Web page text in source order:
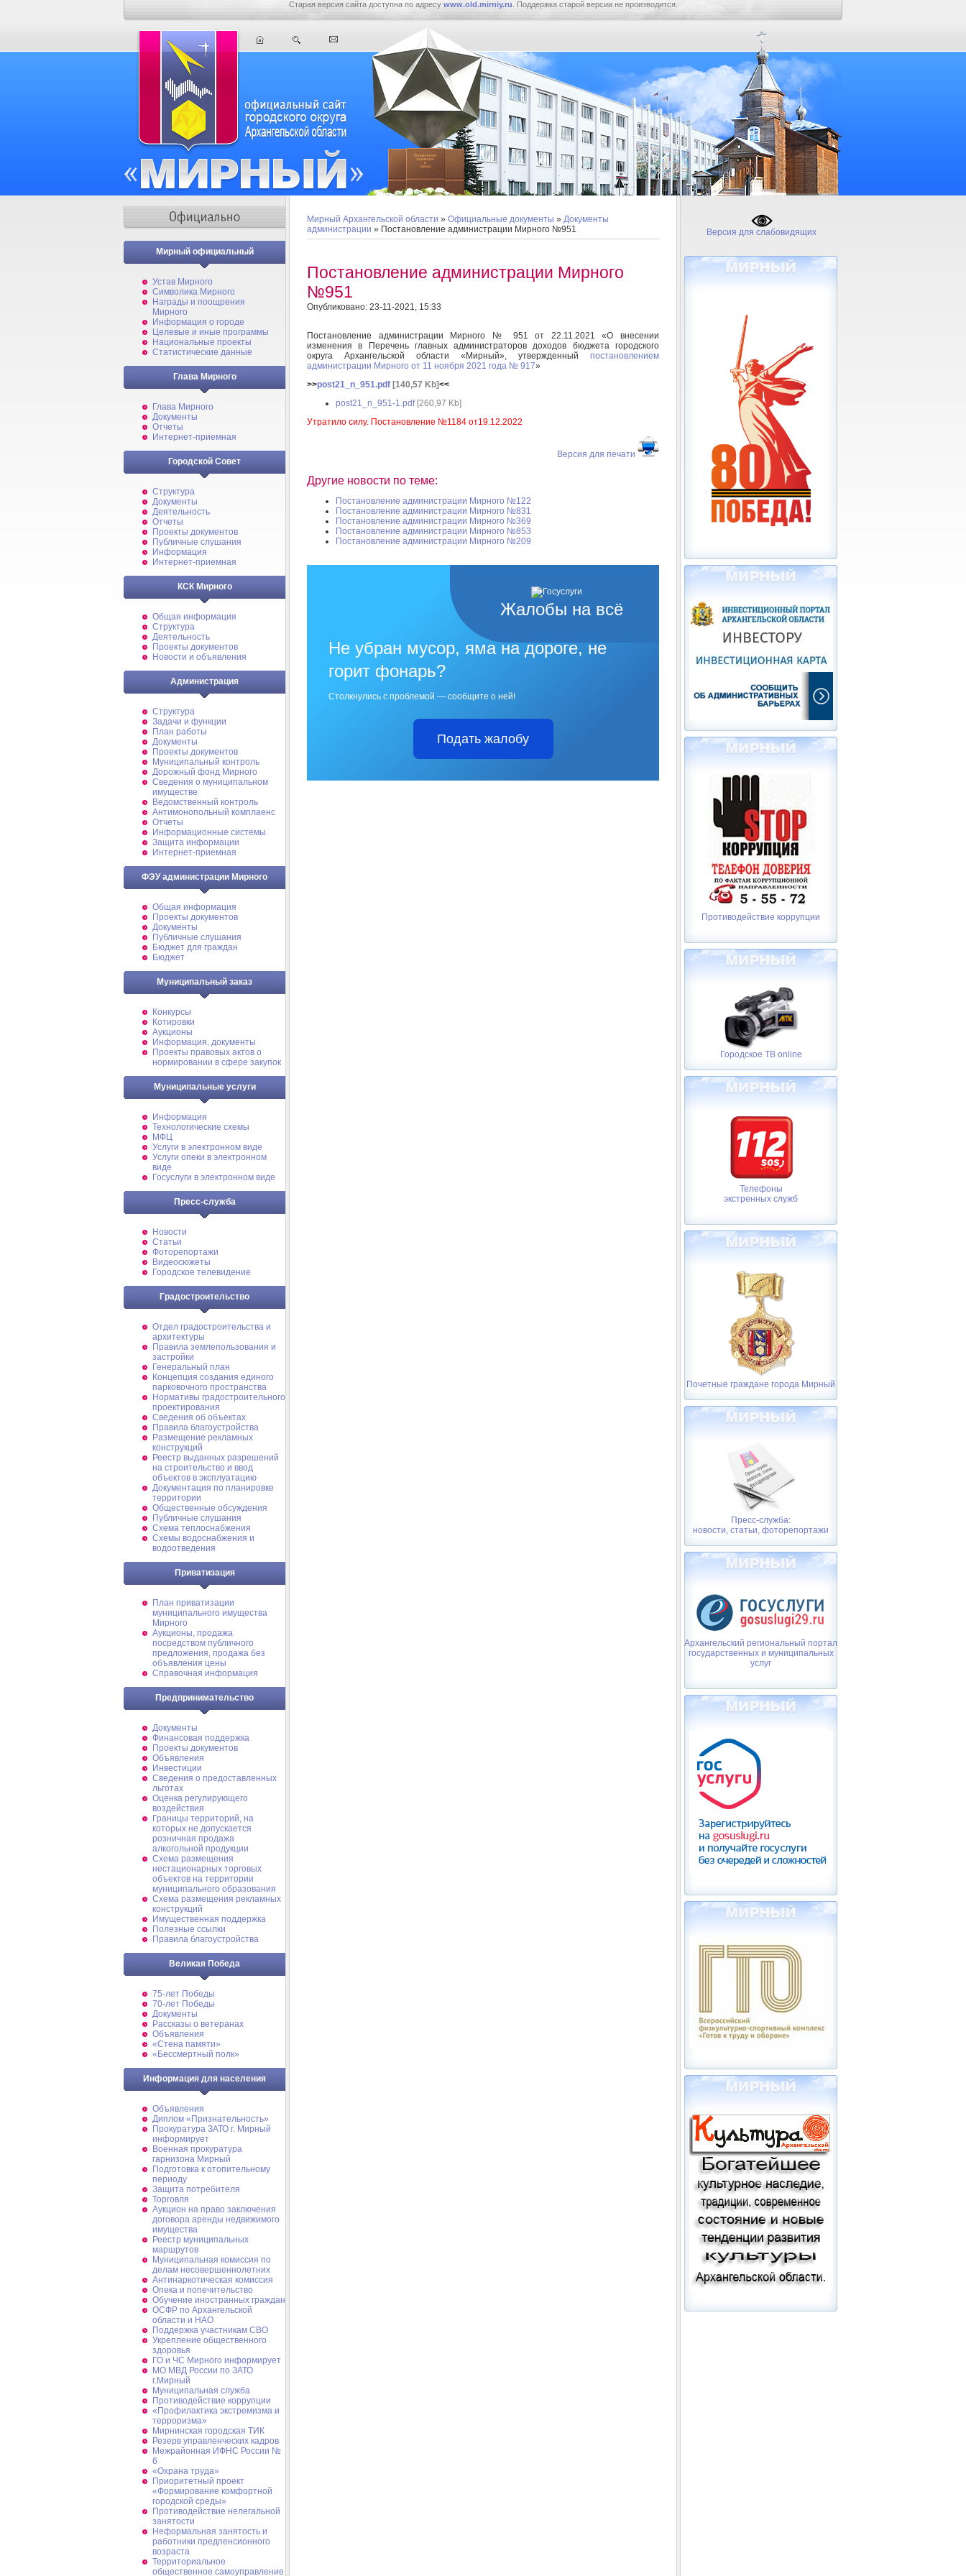
Старая версия сайта доступна по адресу www.old.mirniy.ru . Поддержка старой версии не производится.
Мирный официальный
Устав Мирного
Символика Мирного
Награды и поощрения
Мирного
Информация о городе
Целевые и иные программы
Национальные проекты
Статистические данные
Глава Мирного
Глава Мирного
Документы
Отчеты
Интернет-приемная
Городской Совет
Структура
Документы
Деятельность
Отчеты
Проекты документов
Публичные слушания
Информация
Интернет-приемная
КСК Мирного
Общая информация
Структура
Деятельность
Проекты документов
Новости и объявления
Администрация
Структура
Задачи и функции
План работы
Документы
Проекты документов
Муниципальный контроль
Дорожный фонд Мирного
Cведения о муниципальном
имуществе
Ведомственный контроль
Антимонопольный комплаенс
Отчеты
Информационные системы
Защита информации
Интернет-приемная
ФЭУ администрации Мирного
Общая информация
Проекты документов
Документы
Публичные слушания
Бюджет для граждан
Бюджет
Муниципальный заказ
Конкурсы
Котировки
Аукционы
Информация, документы
Проекты правовых актов о
нормировании в сфере закупок
Муниципальные услуги
Информация
Технологические схемы
МФЦ
Услуги в электронном виде
Услуги опеки в электронном
виде
Госуслуги в электронном виде
Пресс-служба
Новости
Статьи
Фоторепортажи
Видеосюжеты
Городское телевидение
Градостроительство
Отдел градостроительства и
архитектуры
Правила землепользования и
застройки
Генеральный план
Концепция создания единого
парковочного пространства
Нормативы градостроительного
проектирования
Сведения об объектах
Правила благоустройства
Размещение рекламных
конструкций
Реестр выданных разрешений
на строительство и ввод
объектов в эксплуатацию
Документация по планировке
территории
Общественные обсуждения
Публичные слушания
Схема теплоснабжения
Схемы водоснабжения и
водоотведения
Приватизация
План приватизации
муниципального имущества
Мирного
Аукционы, продажа
посредством публичного
предложения, продажа без
объявления цены
Справочная информация
Предпринимательство
Документы
Финансовая поддержка
Проекты документов
Объявления
Инвестиции
Сведения о предоставленных
льготах
Оценка регулирующего
воздействия
Границы территорий, на
которых не допускается
розничная продажа
алкогольной продукции
Схема размещения
нестационарных торговых
объектов на территории
муниципального образования
Схема размещения рекламных
конструкций
Имущественная поддержка
Полезные ссылки
Правила благоустройства
Великая Победа
75-лет Победы
70-лет Победы
Документы
Рассказы о ветеранах
Объявления
«Стена памяти»
«Бессмертный полк»
Информация для населения
Объявления
Диплом «Признательность»
Прокуратура ЗАТО г. Мирный
информирует
Военная прокуратура
гарнизона Мирный
Подготовка к отопительному
периоду
Защита потребителя
Торговля
Аукцион на право заключения
договора аренды недвижимого
имущества
Реестр муниципальных
маршрутов
Муниципальная комиссия по
делам несовершеннолетних
Антинаркотическая комиссия
Опека и попечительство
Обучение иностранных граждан
ОСФР по Архангельской
области и НАО
Поддержка участникам СВО
Укрепление общественного
здоровья
ГО и ЧС Мирного информирует
МО МВД России по ЗАТО
г.Мирный
Муниципальная cлужба
Противодействие коррупции
«Профилактика экстремизма и
терроризма»
Мирнинская городская ТИК
Резерв управленческих кадров
Межрайонная ИФНС России №
6
«Охрана труда»
Приоритетный проект
«Формирование комфортной
городской среды»
Противодействие нелегальной
занятости
Неформальная занятость и
работники предпенсионного
возраста
Территориальное
общественное самоуправление
Мирный Архангельской области » Официальные документы » Документы
администрации » Постановление администрации Мирного №951
Постановление администрации Мирного
№951
Опубликовано: 23-11-2021, 15:33
Постановление администрации Мирного № 951 от 22.11.2021 «О внесении
изменения в Перечень главных администраторов доходов бюджета городского
округа Архангельской области «Мирный», утвержденный постановлением
администрации Мирного от 11 ноября 2021 года № 917»
>>post21_n_951.pdf [140,57 Kb]<<
post21_n_951-1.pdf[260,97 Kb]
Утратило силу. Постановление №1184 от19.12.2022
Версия для печати
Другие новости по теме:
Постановление администрации Мирного №122
Постановление администрации Мирного №831
Постановление администрации Мирного №369
Постановление администрации Мирного №853
Постановление администрации Мирного №209
Жалобы на всё
Не убран мусор, яма на дороге, не
горит фонарь?
Столкнулись с проблемой — сообщите о ней!
Подать жалобу
Версия для слабовидящих
Противодействие коррупции
Городское ТВ online
Телефоны
экстренных служб
Почетные граждане города Мирный
Пресс-служба:
новости, статьи, фоторепортажи
Архангельский региональный портал
государственных и муниципальных
услуг